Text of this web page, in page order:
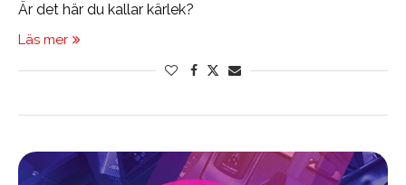
Är det här du kallar kärlek?
Läs mer